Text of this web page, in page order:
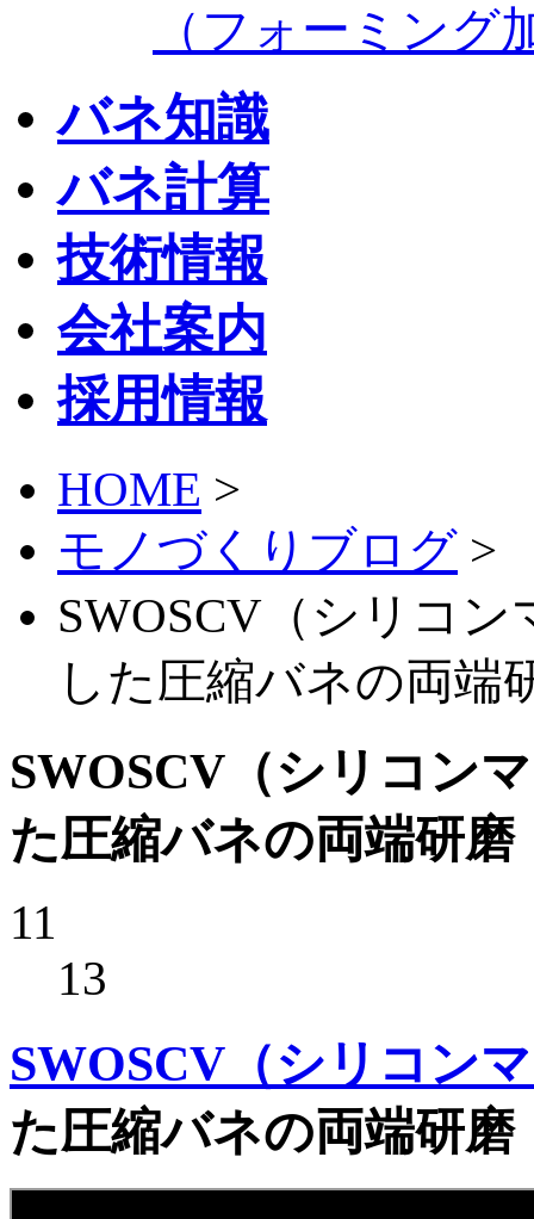
（フォーミング
バネ知識
バネ計算
技術情報
会社案内
採用情報
HOME >
モノづくりブログ >
SWOSCV（シリコ
した圧縮バネの両端
SWOSCV（シリコン
た圧縮バネの両端研磨
11
13
SWOSCV（シリコン
た圧縮バネの両端研磨